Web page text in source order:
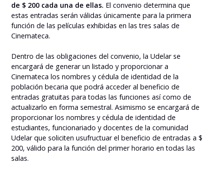
de $ 200 cada una de ellas. El convenio determina que
estas entradas serán válidas únicamente para la primera
función de las películas exhibidas en las tres salas de
Cinemateca.
Dentro de las obligaciones del convenio, la Udelar se
encargará de generar un listado y proporcionar a
Cinemateca los nombres y cédula de identidad de la
población becaria que podrá acceder al beneficio de
entradas gratuitas para todas las funciones así como de
actualizarlo en forma semestral. Asimismo se encargará de
proporcionar los nombres y cédula de identidad de
estudiantes, funcionariado y docentes de la comunidad
Udelar que soliciten usufructuar el beneficio de entradas a $
200, válido para la función del primer horario en todas las
salas.